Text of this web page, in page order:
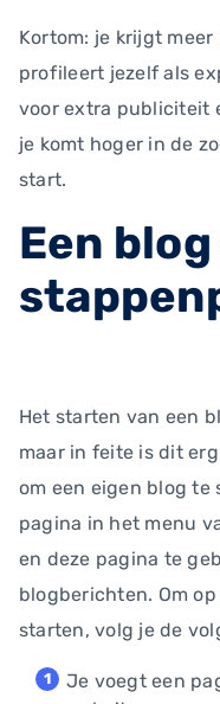
Kortom: je krijgt
profileert jezelf als
voor extra publiciteit
je komt hoger in de
start.
Een
Het starten van een
maar in feite is dit
om een eigen blog te
pagina in het menu
en deze pagina te
blogberichten. Om
starten, volg je de
Je voegt een